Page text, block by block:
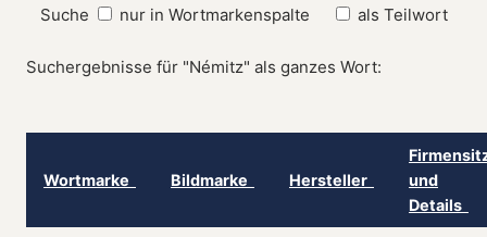
Suche nur in Wortmarkenspalte als Teilwort
Suchergebnisse für "Némitz" als ganzes Wort:
Wortmarke Bildmarke Hersteller
und
Details